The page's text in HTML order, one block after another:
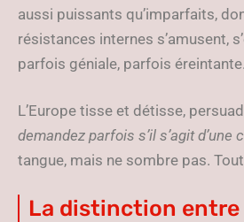
aussi puissants qu’imparfaits,
résistances internes s’amusent,
parfois géniale, parfois éreintante.
L’Europe tisse et détisse,
demandez parfois s’il s’agit
tangue, mais ne sombre pas.
La distinction